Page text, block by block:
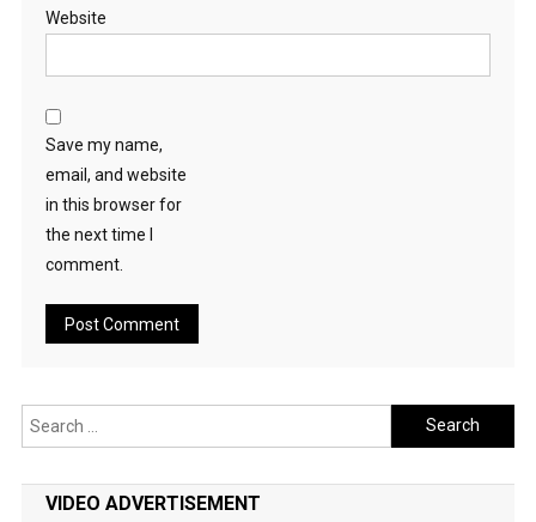
Website
Save my name,
email, and website
in this browser for
the next time I
comment.
Search
for:
VIDEO ADVERTISEMENT